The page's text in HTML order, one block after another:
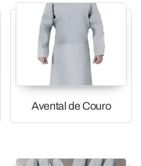
Avental de Couro